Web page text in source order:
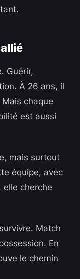
Guérir,
À 26 ans, il
Mais chaque
est aussi
mais surtout
équipe, avec
elle cherche
Match
En
le chemin